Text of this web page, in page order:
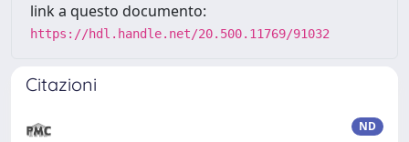
link a questo documento:
https://hdl.handle.net/20.500.11769/91032
Citazioni
ND